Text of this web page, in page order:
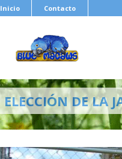
Inicio Contacto
ELECCIÓN DE LA